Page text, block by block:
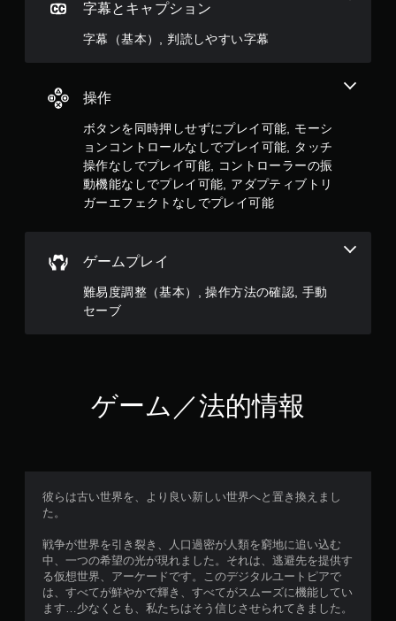
字幕とキャプション
字幕（基本）, 判読しやすい字幕
操作
ボタンを同時押しせずにプレイ可能, モーシ
ョンコントロールなしでプレイ可能, タッチ
操作なしでプレイ可能, コントローラーの振
動機能なしでプレイ可能, アダプティブトリ
ガーエフェクトなしでプレイ可能
ダ
プ
ィ
ト
リ
ガ
ー
エ
ク
な
し
可
能
ガ
エ
ク
ト
を
オ
ン
ゲームプレイ
難易度調整（基本）, 操作方法の確認, 手動
セーブ
ゲーム／法的情報
彼らは古い世界を、より良い新しい世界へと置き換えまし
た。
戦争が世界を引き裂き、人口過密が人類を窮地に追い込む
中、一つの希望の光が現れました。それは、逃避先を提供す
る仮想世界、アーケードです。このデジタルユートピアで
は、すべてが鮮やかで輝き、すべてがスムーズに機能してい
ます…少なくとも、私たちはそう信じさせられてきました。